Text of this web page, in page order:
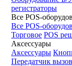
регистраторы
Все POS-
Все POS-
Торговое POS
Аксессуары
Аксессуары
Передатчик